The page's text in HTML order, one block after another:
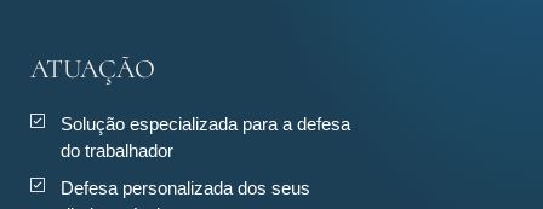
ATUAÇÃO
Solução especializada para a defesa
do trabalhador
Defesa personalizada dos seus